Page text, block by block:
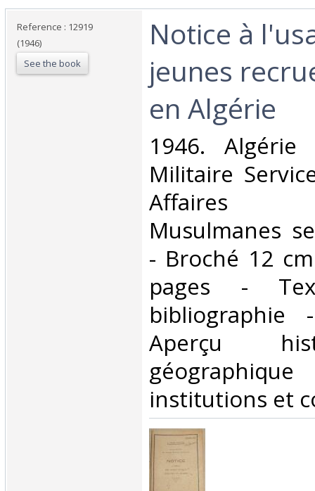
Reference : 12919
(1946)
See the book
‎Notice à
jeunes
en Algérie‎
‎1946. Algérie
Militaire
Affaires
Musulmanes
- Broché 12
pages -
Aperçu
institutions et